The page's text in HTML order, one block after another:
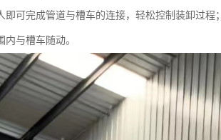
可完成管道与槽车的连接，轻松控制装卸过程；
与槽车随动。